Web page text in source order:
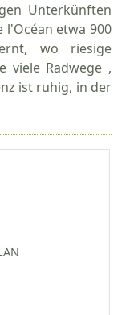
Unterkünften
l'Océan etwa 900
wo riesige
viele Radwege ,
ist ruhig, in der